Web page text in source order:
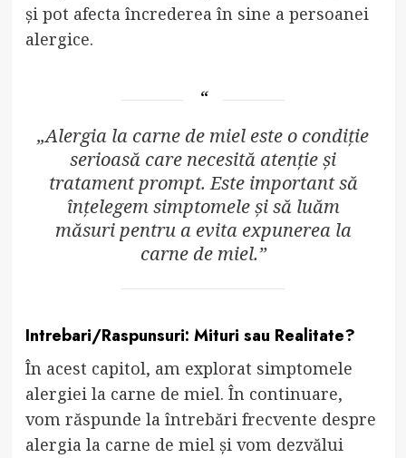
și pot afecta încrederea în sine a persoanei
alergice.
„Alergia la carne de miel este o condiție
serioasă care necesită atenție și
tratament prompt. Este important să
înțelegem simptomele și să luăm
măsuri pentru a evita expunerea la
carne de miel.”
Intrebari/Raspunsuri: Mituri sau Realitate?
În acest capitol, am explorat simptomele
alergiei la carne de miel. În continuare,
vom răspunde la întrebări frecvente despre
alergia la carne de miel și vom dezvălui